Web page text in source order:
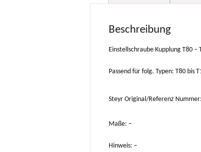
Beschreibung
Einstellschraube Kupplung T80 –
Passend für folg. Typen: T80 bis
Steyr Original/Referenz Nummer:
Maße: –
Hinweis: –